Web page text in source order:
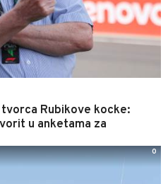
Rubikove kocke:
u anketama za
0